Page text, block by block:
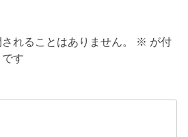
れることはありません。 ※ が付
す